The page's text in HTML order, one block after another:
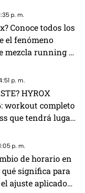
p. m.
Conoce todos los
el fenómeno
mezcla running y
p. m.
HYROX
workout completo
que tendrá lugar
p. m.
de horario en
qué significa para
ajuste aplicado